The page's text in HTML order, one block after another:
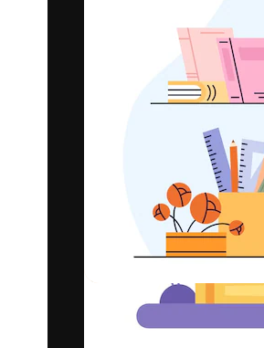
Agenturen und
Deutsch